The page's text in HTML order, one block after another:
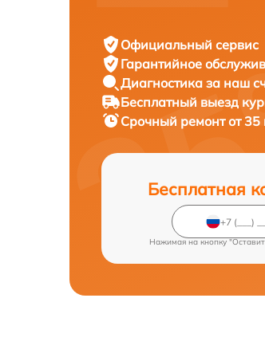
Официальный сервис
Гарантийное
Диагностика за наш
Бесплатный выезд
Срочный ремонтот 35
Бесплатная
Нажимая на кнопку